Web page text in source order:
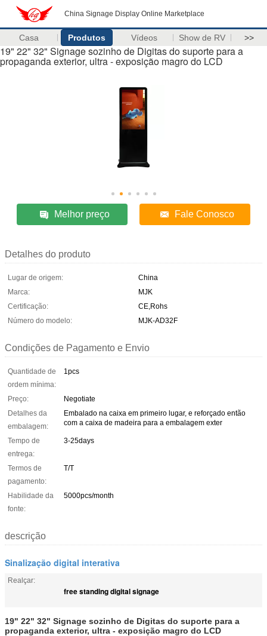
China Signage Display Online Marketplace
Casa Produtos Vídeos Show de RV >>
19" 22" 32" Signage sozinho de Digitas do suporte para a
propaganda exterior, ultra - exposição magro do LCD
Melhor preço Fale Conosco
Detalhes do produto
Lugar de origem:
China
Marca:
MJK
Certificação:
CE,Rohs
Número do modelo:
MJK-AD32F
Condições de Pagamento e Envio
Quantidade de
ordem mínima:
1pcs
Preço:
Negotiate
Detalhes da
embalagem:
Embalado na caixa em primeiro lugar, e reforçado então
com a caixa de madeira para a embalagem exter
Tempo de
entrega:
3-25days
Termos de
pagamento:
T/T
Habilidade da
fonte:
5000pcs/month
descrição
Sinalização digital interativa
Realçar:
free standing digital signage
19" 22" 32" Signage sozinho de Digitas do suporte para a
propaganda exterior, ultra - exposição magro do LCD